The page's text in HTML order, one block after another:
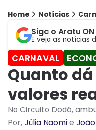
Home Notícias
Siga o Aratu
E veja as notícias
CARNAVAL
Quanto
valores
No Circuito Dodô,
Por,Júlia Naomie